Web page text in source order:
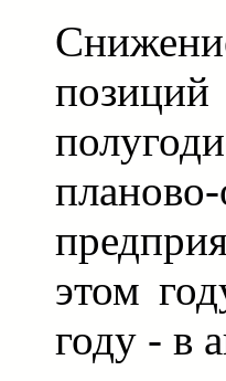
этом
году - в